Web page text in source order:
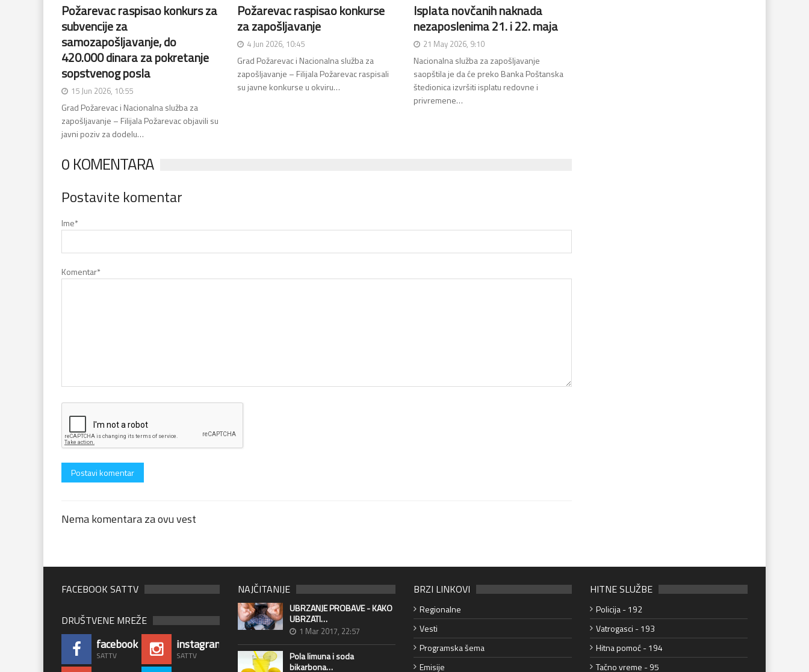
Požarevac raspisao konkurs za
subvencije za
samozapošljavanje, do
420.000 dinara za pokretanje
sopstvenog posla
15 Jun 2026, 10:55
Grad Požarevac i Nacionalna služba za
zapošljavanje – Filijala Požarevac objavili su
javni poziv za dodelu…
Požarevac raspisao konkurse
za zapošljavanje
4 Jun 2026, 10:45
Grad Požarevac i Nacionalna služba za
zapošljavanje – Filijala Požarevac raspisali
su javne konkurse u okviru…
Isplata novčanih naknada
nezaposlenima 21. i 22. maja
21 May 2026, 9:10
Nacionalna služba za zapošljavanje
saopštila je da će preko Banka Poštanska
štedionica izvršiti isplatu redovne i
privremene…
0 KOMENTARA
Postavite komentar
Ime*
Komentar*
Nema komentara za ovu vest
FACEBOOK SATTV
DRUŠTVENE MREŽE
facebook
SATTV
instagram
SATTV
NAJČITANIJE
UBRZANJE PROBAVE - KAKO
UBRZATI…
1 Mar 2017, 22:57
Pola limuna i soda
bikarbona…
BRZI LINKOVI
Regionalne
Vesti
Programska šema
Emisije
HITNE SLUŽBE
Policija - 192
Vatrogasci - 193
Hitna pomoć - 194
Tačno vreme - 95